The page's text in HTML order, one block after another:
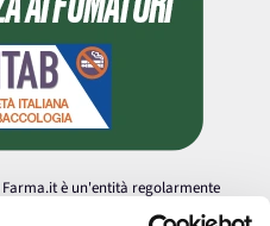
è un'entità regolarmente
effettuare la vendita online di